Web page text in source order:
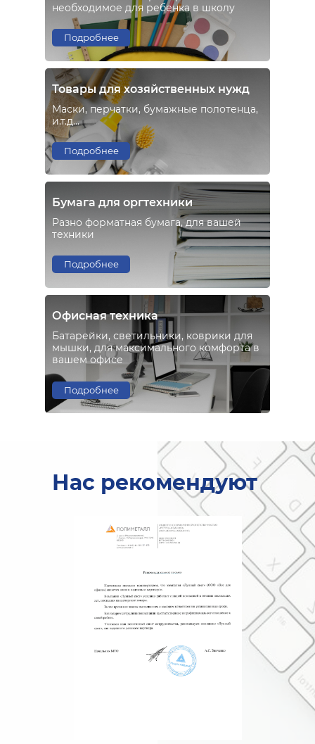
Подробнее
Подробнее
Маски, перчатки, бумажные полотенца,
и.т.д...
Разно форматная бумага, для вашей
техники
Бумага для оргтехники
Товары для хозяйственных нужд
Подробнее
необходимое для ребенка в школу
Подробнее
Батарейки, светильники, коврики для
мышки, для максимального комфорта в
вашем офисе
Офисная техника
Нас рекомендуют